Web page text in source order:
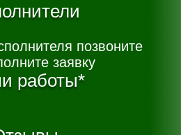
позвоните
заявку
работы*